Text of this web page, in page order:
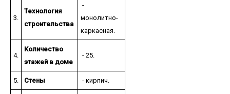
3.
Технология
строительства
-
монолитно-
каркасная.
4.
Количество
этажей в доме
- 25.
5. Стены - кирпич.